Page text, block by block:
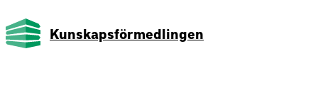
Kunskapsförmedlingen